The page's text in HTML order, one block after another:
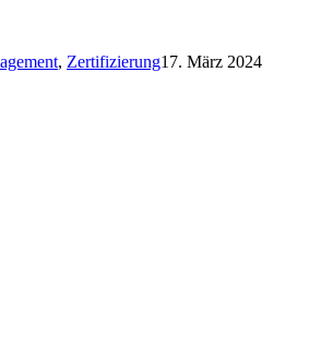
, Zertifizierung17. März 2024